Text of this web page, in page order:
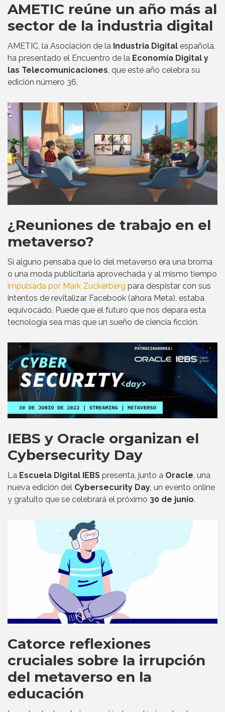
AMETIC reúne un año más al
sector de la industria digital
AMETIC, la Asociación de la Industria Digital española,
ha presentado el Encuentro de la Economía Digital y
las Telecomunicaciones, que este año celebra su
edición número 36.
¿Reuniones de trabajo en el
metaverso?
Si alguno pensaba que lo del metaverso era una broma
o una moda publicitaria aprovechada y al mismo tiempo
impulsada por Mark Zuckerberg para despistar con sus
intentos de revitalizar Facebook (ahora Meta), estaba
equivocado. Puede que el futuro que nos depara esta
tecnología sea más que un sueño de ciencia ficción.
IEBS y Oracle organizan el
Cybersecurity Day
La Escuela Digital IEBS presenta, junto a Oracle , una
nueva edición del Cybersecurity Day , un evento online
y gratuito que se celebrará el próximo 30 de junio.
Catorce reflexiones
cruciales sobre la irrupción
del metaverso en la
educación